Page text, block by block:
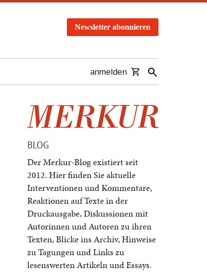
Newsletter abonnieren
anmelden
BLOG
Der Merkur-Blog existiert seit
2012. Hier finden Sie aktuelle
Interventionen und Kommentare,
Reaktionen auf Texte in der
Druckausgabe, Diskussionen mit
Autorinnen und Autoren zu ihren
Texten, Blicke ins Archiv, Hinweise
zu Tagungen und Links zu
lesenswerten Artikeln und Essays.